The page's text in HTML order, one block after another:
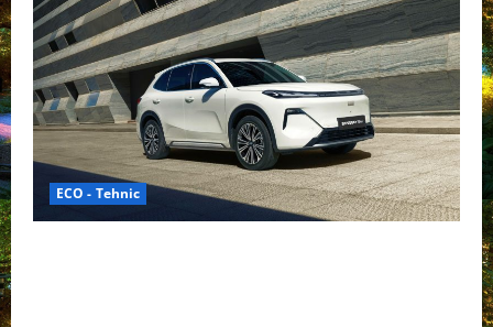
ECO - Tehnic